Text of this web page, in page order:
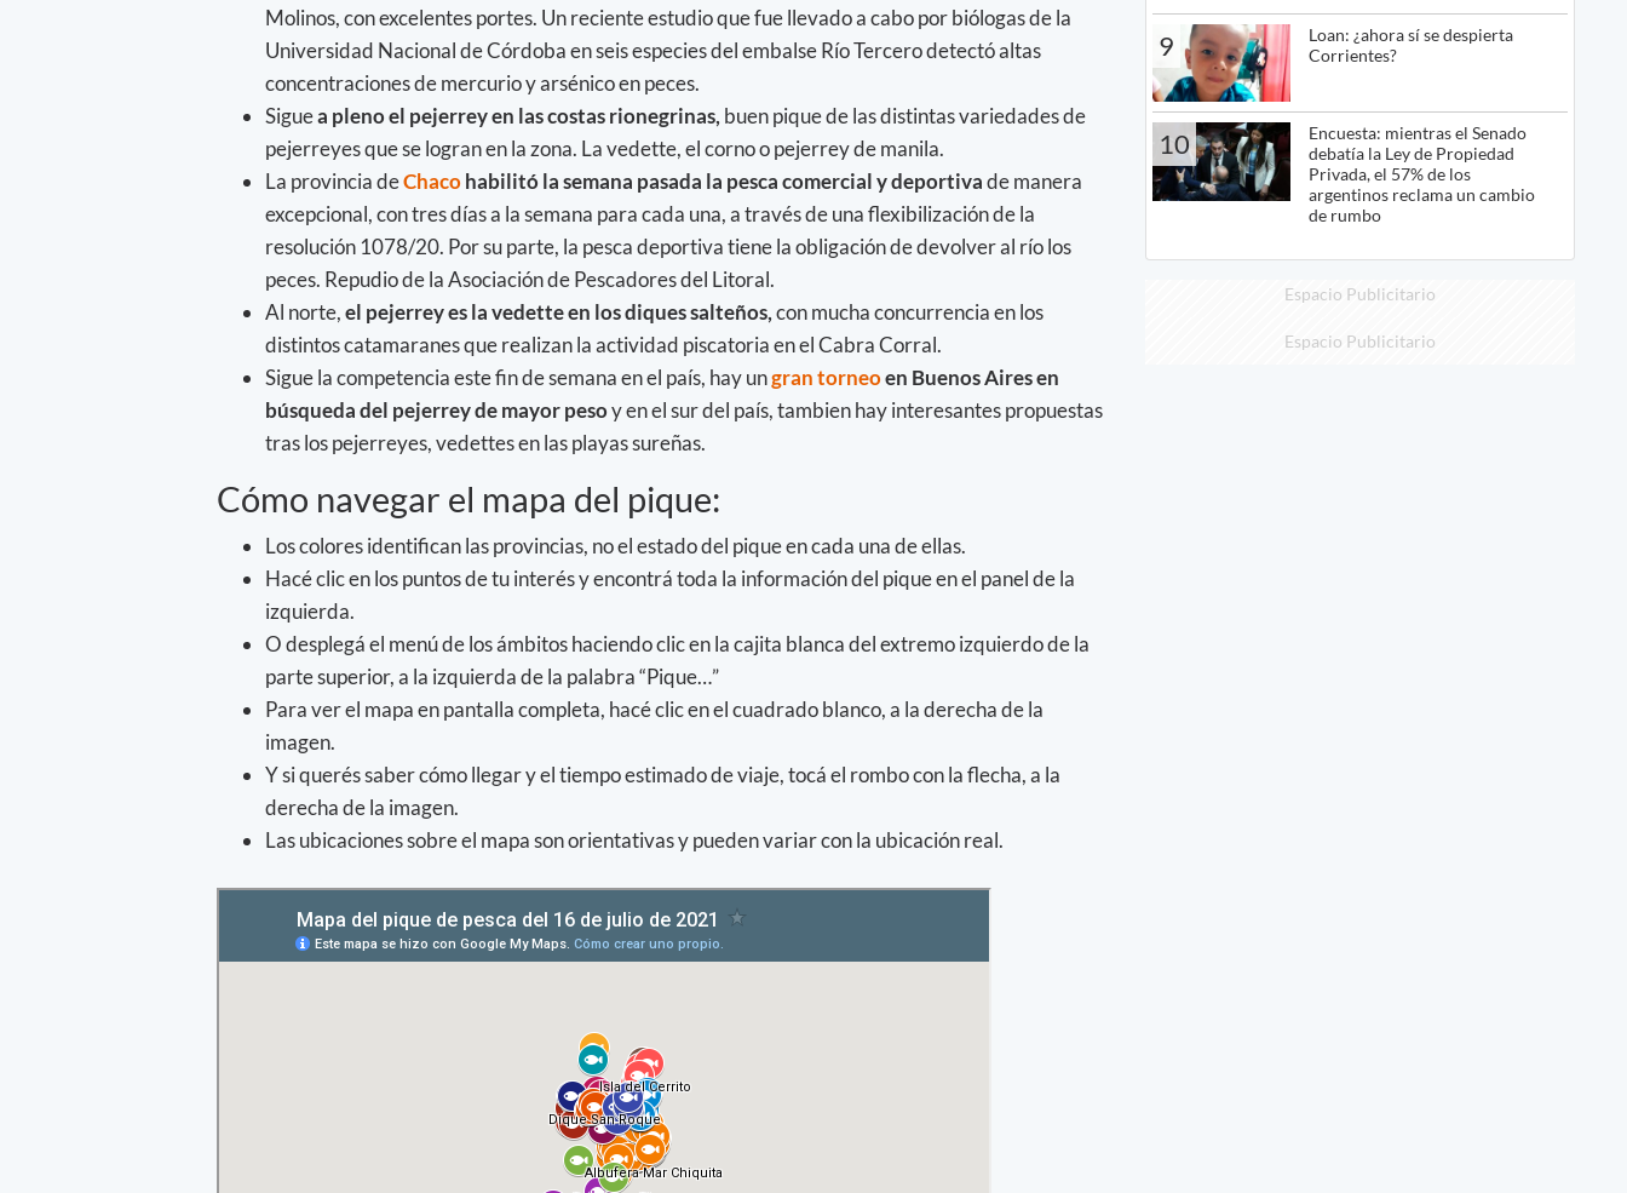
Molinos, con excelentes portes. Un reciente estudio que fue llevado a cabo por biólogas de la
Universidad Nacional de Córdoba en seis especies del embalse Río Tercero detectó altas
concentraciones de mercurio y arsénico en peces.
Siguea pleno el pejerrey en las costas rionegrinas,buen pique de las distintas variedades de
pejerreyes que se logran en la zona. La vedette, el corno o pejerrey de manila.
La provincia deChacohabilitó la semana pasada la pesca comercial y deportivade manera
excepcional, con tres días a la semana para cada una, a través de una flexibilización de la
resolución 1078/20. Por su parte, la pesca deportiva tiene la obligación de devolver al río los
peces. Repudio de la Asociación de Pescadores del Litoral.
Al norte,el pejerrey es la vedette en los diques salteños,con mucha concurrencia en los
distintos catamaranes que realizan la actividad piscatoria en el Cabra Corral.
Sigue la competencia este fin de semana en el país, hay ungran torneoen Buenos Aires en
búsqueda del pejerrey de mayor pesoy en el sur del país, tambien hay interesantes propuestas
tras los pejerreyes, vedettes en las playas sureñas.
Cómo navegar el mapa del pique:
Los colores identifican las provincias, no el estado del pique en cada una de ellas.
Hacé clic en los puntos de tu interés y encontrá toda la información del pique en el panel de la
izquierda.
O desplegá el menú de los ámbitos haciendo clic en la cajita blanca del extremo izquierdo de la
parte superior, a la izquierda de la palabra “Pique…”
Para ver el mapa en pantalla completa, hacé clic en el cuadrado blanco, a la derecha de la
imagen.
Y si querés saber cómo llegar y el tiempo estimado de viaje, tocá el rombo con la flecha, a la
derecha de la imagen.
Las ubicaciones sobre el mapa son orientativas y pueden variar con la ubicación real.
9
Loan: ¿ahora sí se despierta
Corrientes?
10
Encuesta: mientras el Senado
debatía la Ley de Propiedad
Privada, el 57% de los
argentinos reclama un cambio
de rumbo
Espacio Publicitario
Espacio Publicitario